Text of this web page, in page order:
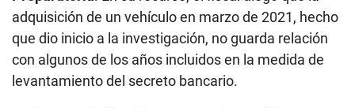
adquisición de un vehículo en marzo de 2021, hecho
que dio inicio a la investigación, no guarda relación
con algunos de los años incluidos en la medida de
levantamiento del secreto bancario.